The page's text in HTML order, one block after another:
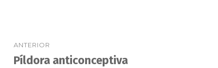
de
ANTERIOR
Entrada
Píldora anticonceptiva